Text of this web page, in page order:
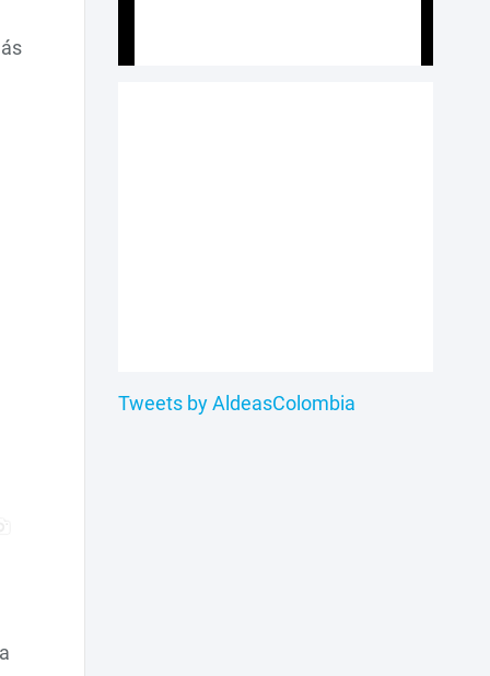
Tweets by AldeasColombia